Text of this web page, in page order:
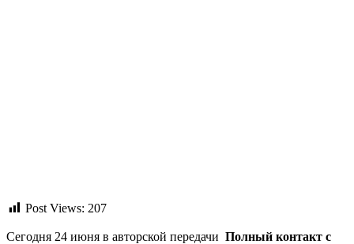
Post Views: 207
Сегодня 24 июня в авторской передачи Полный контакт с